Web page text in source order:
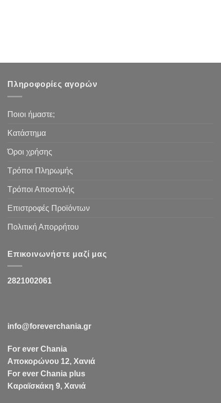
Πληροφορίες αγορών
Ποιοι ήμαστε;
Κατάστημα
Όροι χρήσης
Τρόποι Πληρωμής
Τρόποι Αποστολής
Επιστροφές Προϊόντων
Πολιτική Απορρήτου
Επικοινωνήστε μαζί μας
2821002061
info@foreverchania.gr
For ever Chania
Αποκορώνου 12, Χανιά
For ever Chania plus
Καραϊσκάκη 9, Χανιά